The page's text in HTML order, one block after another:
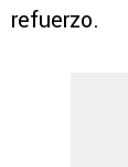
refuerzo.